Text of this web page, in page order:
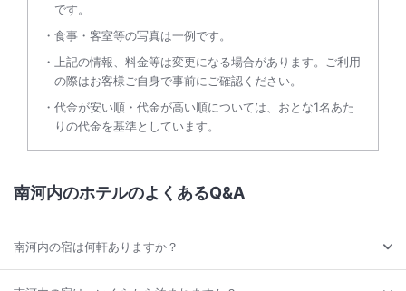
です。
食事・客室等の写真は一例です。
上記の情報、料金等は変更になる場合があります。ご利用
の際はお客様ご自身で事前にご確認ください。
代金が安い順・代金が高い順については、おとな1名あた
りの代金を基準としています。
南河内のホテルのよくあるQ&A
南河内の宿は何軒ありますか？